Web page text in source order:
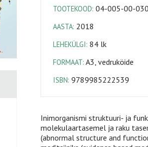
TOOTEKOOD: 04-005-00-
AASTA: 2018
LEHEKÜLGI: 84 lk
FORMAAT: A3, vedruköide
ISBN: 9789985222539
Inimorganismi struktuuri- ja
molekulaartasemel ja raku
(abnormal structure and